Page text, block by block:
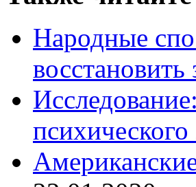
Народные
психического